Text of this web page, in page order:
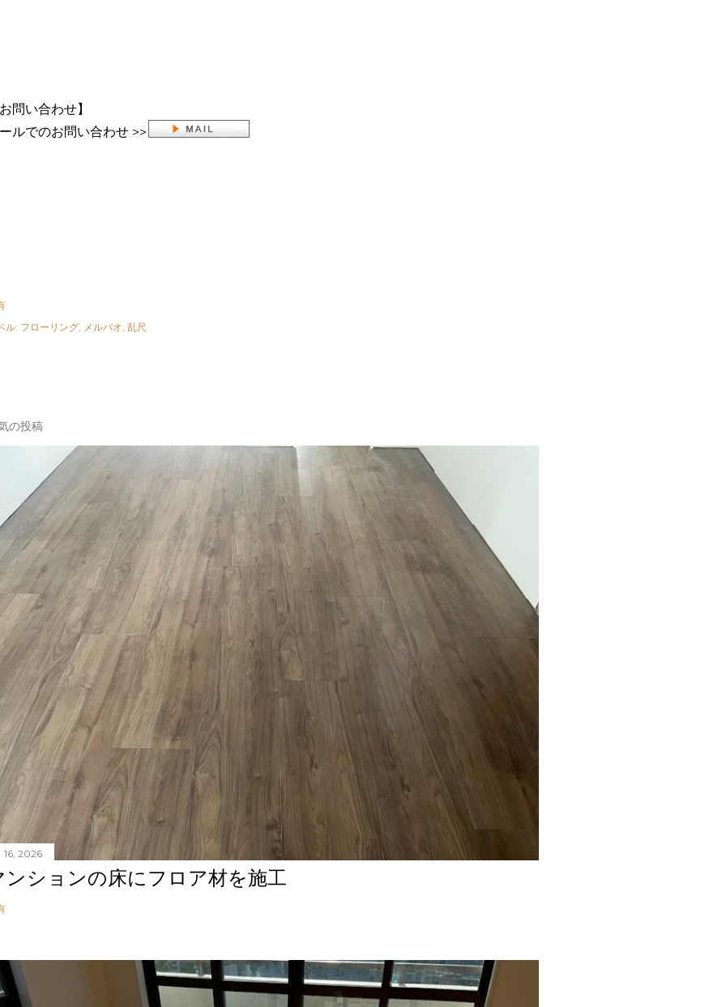
問い合わせ】
ルでのお問い合わせ >>
ル: フローリング メルバオ 乱尺
の投稿
16, 2026
ンションの床にフロア材を施工